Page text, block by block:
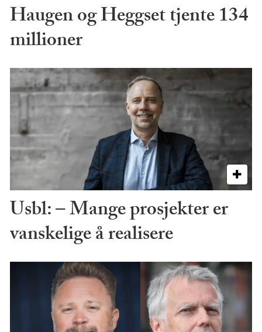
Haugen og Heggset tjente 134
millioner
Usbl: – Mange prosjekter er
vanskelige å realisere